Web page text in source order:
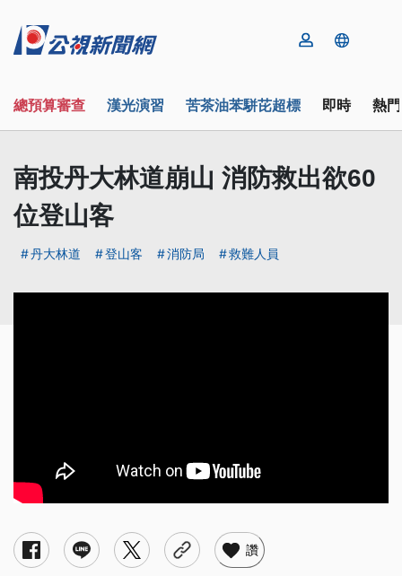
總預算審查 漢光演習 苦茶油苯駢芘超標 即時 熱
南投丹大林道崩山 消防救出欲60
位登山客
丹大林道 登山客 消防局 救難人員
讚